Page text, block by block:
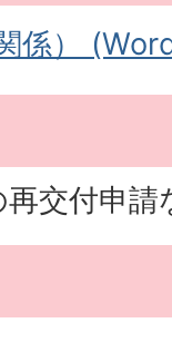
係）
交付申請